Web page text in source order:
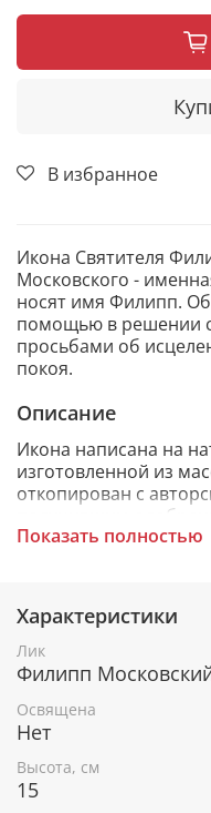
В избранное
Икона Святителя
Московского -
носят имя Филипп.
помощью в решении
просьбами об
покоя.
Описание
Икона написана на
изготовленной из
откопирован с
получившим
церкви.
При окончательном
использовались
выравнивающие лаки
поля иконы вручную
орнаментом и
полудрагоценными
Показать полностью
Характеристики
Лик
Филипп
Освящена
Нет
Высота, см
15